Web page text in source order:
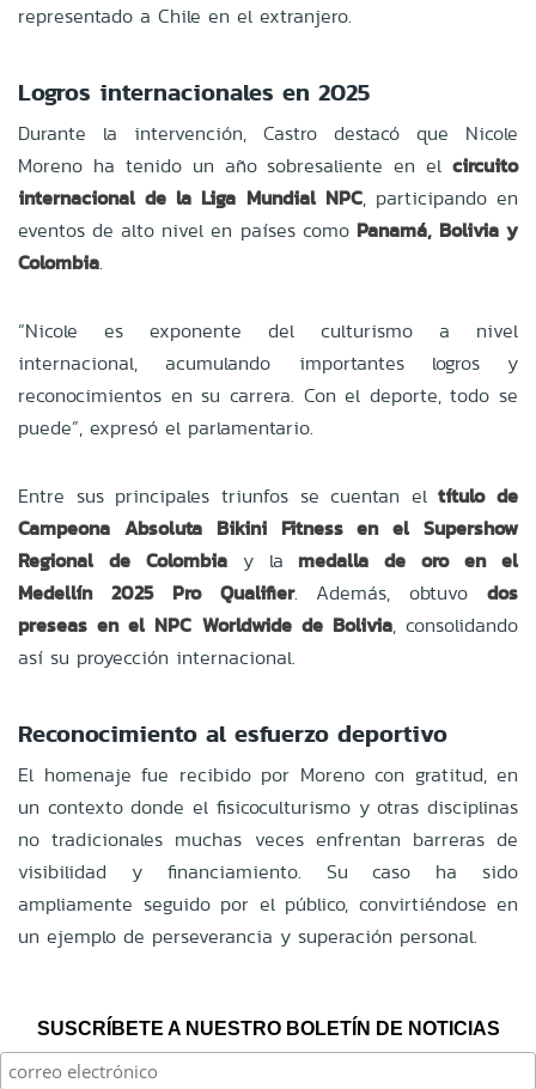
representado a Chile en el extranjero.
Logros internacionales en 2025
Durante la intervención, Castro destacó que Nicole
Moreno ha tenido un año sobresaliente en el circuito
internacional de la Liga Mundial NPC, participando en
eventos de alto nivel en países como Panamá, Bolivia y
Colombia.
“Nicole es exponente del culturismo a nivel
internacional, acumulando importantes logros y
reconocimientos en su carrera. Con el deporte, todo se
puede”, expresó el parlamentario.
Entre sus principales triunfos se cuentan eltítulo de
Campeona Absoluta Bikini Fitness en el Supershow
Regional de Colombiay la medalla de oro en el
Medellín 2025 Pro Qualifier. Además, obtuvo dos
preseas en el NPC Worldwide de Bolivia, consolidando
así su proyección internacional.
Reconocimiento al esfuerzo deportivo
El homenaje fue recibido por Moreno con gratitud, en
un contexto donde el fisicoculturismo y otras disciplinas
no tradicionales muchas veces enfrentan barreras de
visibilidad y financiamiento. Su caso ha sido
ampliamente seguido por el público, convirtiéndose en
un ejemplo de perseverancia y superación personal.
SUSCRÍBETE A NUESTRO BOLETÍN DE NOTICIAS